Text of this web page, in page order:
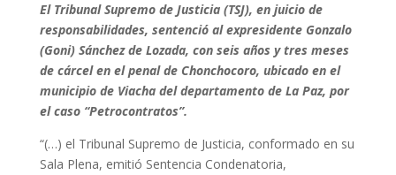
El Tribunal Supremo de Justicia (TSJ), en juicio de
responsabilidades, sentenció al expresidente Gonzalo
(Goni) Sánchez de Lozada, con seis años y tres meses
de cárcel en el penal de Chonchocoro, ubicado en el
municipio de Viacha del departamento de La Paz, por
el caso “Petrocontratos”.
“(…) el Tribunal Supremo de Justicia, conformado en su
Sala Plena, emitió Sentencia Condenatoria,